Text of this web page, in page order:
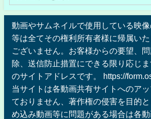
動画やサムネイルで使用している映
等は全てその権利所有者様に帰属い
ございません。お客様からの要望、
除、送信防止措置にできる限り応じ
のサイトアドレスです。 https://
当サイトは各動画共有サイトへのア
ておりません、著作権の侵害を目的
め込み動画等に問題がある場合は各